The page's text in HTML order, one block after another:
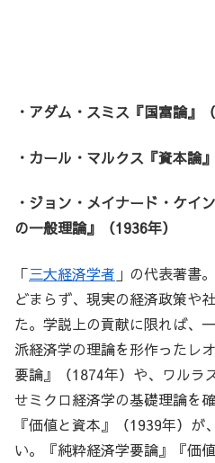
・アダム・スミス『国富論』
・カール・マルクス『資本論
・ジョン・メイナード・ケイ
の一般理論』（1936年）
「三大経済学者 」の代表著書
どまらず、現実の経済政策や
た。学説上の貢献に限れば、
派経済学の理論を形作ったレ
要論』（1874年）や、ワルラ
せミクロ経済学の基礎理論を
『価値と資本』（1939年）
い。『純粋経済学要論』『価